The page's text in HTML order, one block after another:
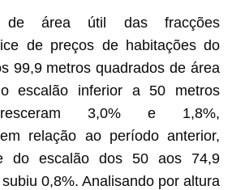
de área útil das fracções
de preços de habitações do
99,9 metros quadrados de área
escalão inferior a 50 metros
3,0% e 1,8%,
relação ao período anterior,
do escalão dos 50 aos 74,9
0,8%. Analisando por altura